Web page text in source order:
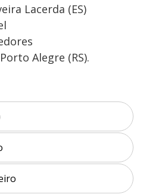
Lacerda (ES)
Alegre (RS).